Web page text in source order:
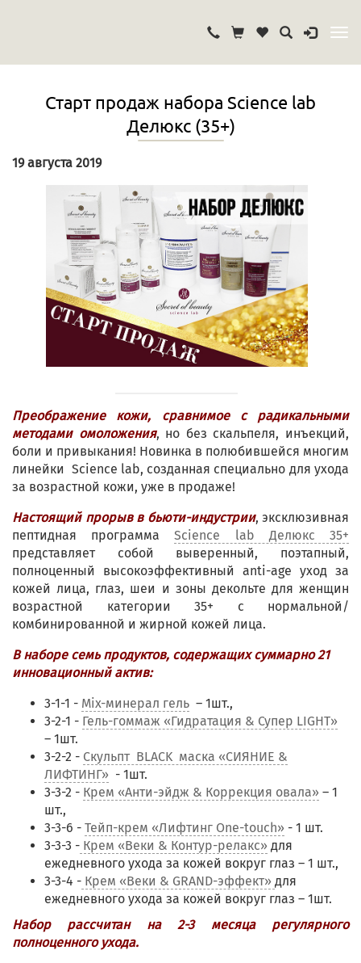
Старт продаж набора Science lab
Делюкс (35+)
19 августа 2019
Преображение кожи, сравнимое с радикальными
методами омоложения, но без скальпеля, инъекций,
боли и привыкания! Новинка в полюбившейся многим
линейки Science lab, созданная специально для ухода
за возрастной кожи, уже в продаже!
Настоящий прорыв в бьюти-индустрии, эксклюзивная
пептидная программаScience lab Делюкс 35+
представляет собой выверенный, поэтапный,
полноценный высокоэффективный anti-age уход за
кожей лица, глаз, шеи и зоны декольте для женщин
возрастной категории 35+ с нормальной/
комбинированной и жирной кожей лица.
В наборе семь продуктов, содержащих суммарно 21
инновационный актив:
3-1-1 - Mix-минерал гель – 1шт.,
3-2-1 - Гель-гоммаж «Гидратация & Супер LIGHT»
– 1шт.
3-2-2 - Скульпт BLACK маска «СИЯНИЕ &
ЛИФТИНГ» - 1шт.
3-3-2 - Крем «Анти-эйдж & Коррекция овала» – 1
шт.,
3-3-6 - Тейп-крем «Лифтинг One-touch» - 1 шт.
3-3-3 - Крем «Веки & Контур-релакс» для
ежедневного ухода за кожей вокруг глаз – 1 шт.,
3-3-4 - Крем «Веки & GRAND-эффект» для
ежедневного ухода за кожей вокруг глаз – 1шт.
Набор рассчитан на 2-3 месяца регулярного
полноценного ухода.